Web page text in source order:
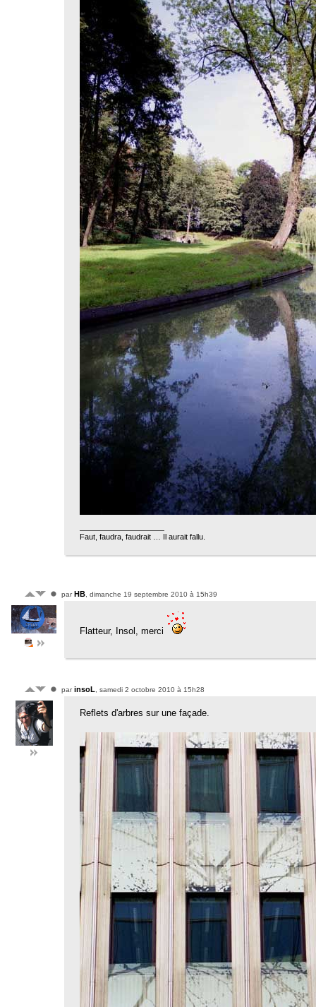
Faut, faudra, faudrait … Il aurait fallu.
parHB , dimanche 19 septembre 2010 à 15h39
Flatteur, Insol, merci
parinsoL , samedi 2 octobre 2010 à 15h28
Reflets d'arbres sur une façade.